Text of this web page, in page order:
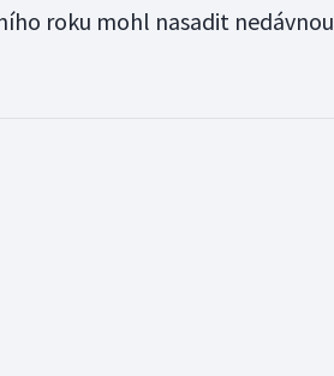
roku mohl nasadit nedávnou